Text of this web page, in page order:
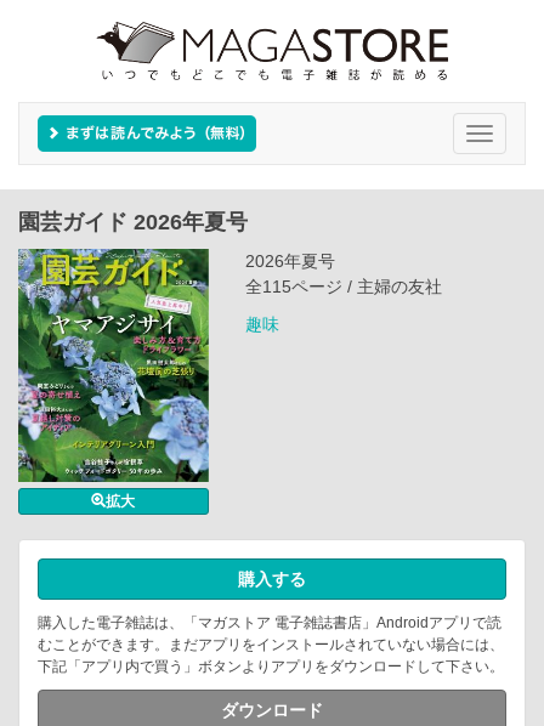
Toggle
園芸ガイド 2026年夏号
拡大
2026年夏号
全115ページ / 主婦の友社
趣味
購入する
購入した電子雑誌は、「マガストア 電子雑誌書店」Androidアプリで読
むことができます。まだアプリをインストールされていない場合には、
下記「アプリ内で買う」ボタンよりアプリをダウンロードして下さい。
ダウンロード